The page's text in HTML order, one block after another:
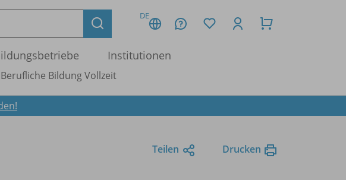
DE
Institutionen
Berufliche Bildung Vollzeit
Teilen Drucken